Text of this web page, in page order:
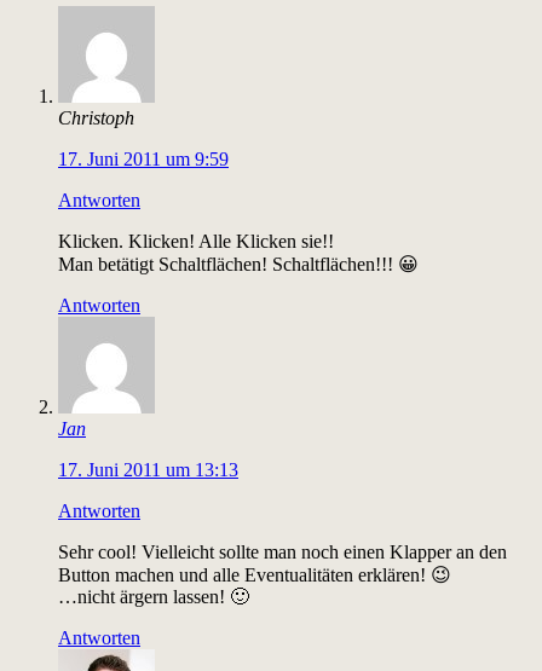
Christoph
17. Juni 2011 um 9:59
Antworten
Klicken. Klicken! Alle Klicken sie!!
Man betätigt Schaltflächen! Schaltflächen!!! 😀
Antworten
Jan
17. Juni 2011 um 13:13
Antworten
Sehr cool! Vielleicht sollte man noch einen Klapper an den
Button machen und alle Eventualitäten erklären! 😉
…nicht ärgern lassen! 🙂
Antworten